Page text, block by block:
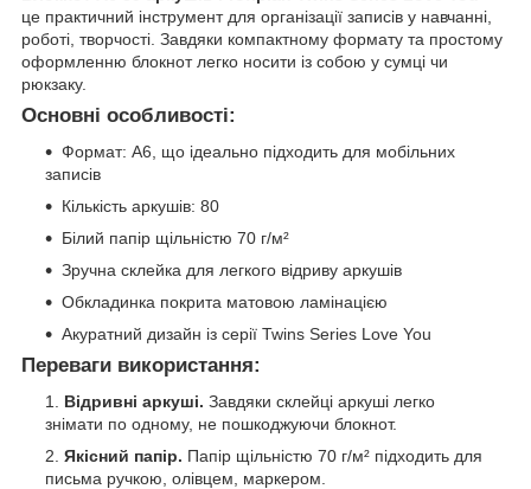
це практичний інструмент для організації записів у навчанні,
роботі, творчості. Завдяки компактному формату та простому
оформленню блокнот легко носити із собою у сумці чи
рюкзаку.
Основні особливості:
Формат: A6, що ідеально підходить для мобільних
записів
Кількість аркушів: 80
Білий папір щільністю 70 г/м²
Зручна склейка для легкого відриву аркушів
Обкладинка покрита матовою ламінацією
Акуратний дизайн із серії Twins Series Love You
Переваги використання:
Відривні аркуші. Завдяки склейці аркуші легко
знімати по одному, не пошкоджуючи блокнот.
Якісний папір. Папір щільністю 70 г/м² підходить для
письма ручкою, олівцем, маркером.